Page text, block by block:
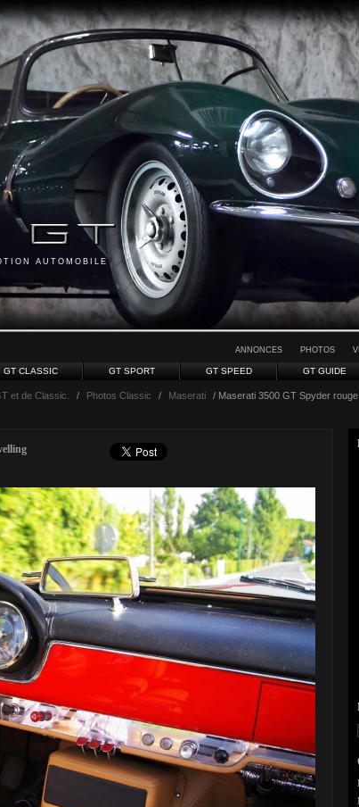
AUTOMOBILE
ANNONCES PHOTOS
GT CLASSIC GT SPORT GT SPEED GT GUIDE
et de Classic. / Photos Classic / Maserati / Maserati 3500 GT Spyder